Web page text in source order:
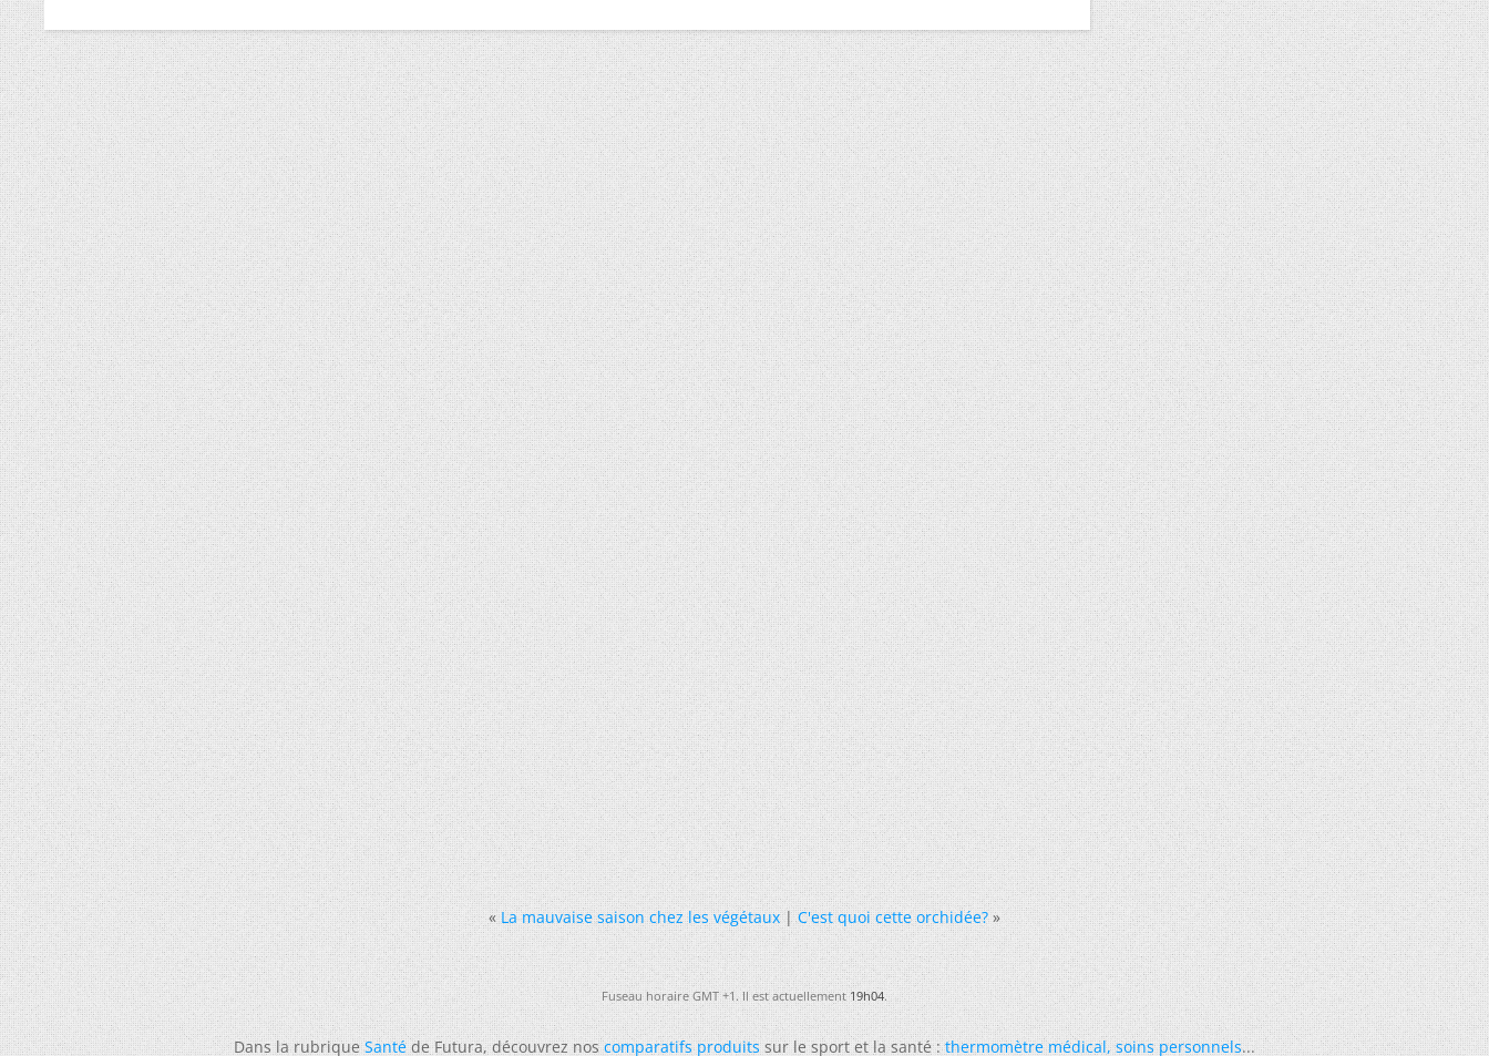
« La mauvaise saison chez les végétaux|C'est quoi cette orchidée? »
Fuseau horaire GMT +1. Il est actuellement19h04.
Dans la rubriqueSantéde Futura, découvrez noscomparatifs produitssur le sport et la santé :thermomètre médical,soins personnels...